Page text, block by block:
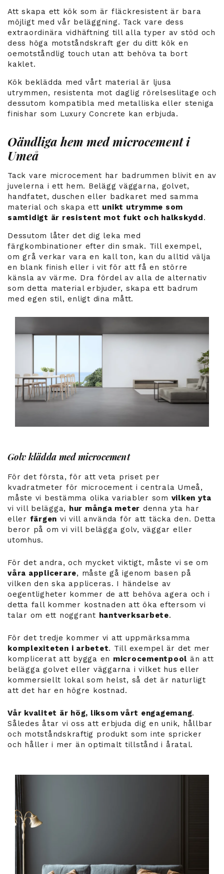
Att skapa ett kök som är fläckresistent är bara
möjligt med vår beläggning. Tack vare dess
extraordinära vidhäftning till alla typer av stöd och
dess höga motståndskraft ger du ditt kök en
oemotståndlig touch utan att behöva ta bort
kaklet.
Kök beklädda med vårt material är ljusa
utrymmen, resistenta mot daglig rörelseslitage och
dessutom kompatibla med metalliska eller steniga
finishar som Luxury Concrete kan erbjuda.
Oändliga hem med microcement i
Umeå
Tack vare microcement har badrummen blivit en av
juvelerna i ett hem. Belägg väggarna, golvet,
handfatet, duschen eller badkaret med samma
material och skapa ett unikt utrymme som
samtidigt är resistent mot fukt och halkskydd .
Dessutom låter det dig leka med
färgkombinationer efter din smak. Till exempel,
om grå verkar vara en kall ton, kan du alltid välja
en blank finish eller i vit för att få en större
känsla av värme. Dra fördel av alla de alternativ
som detta material erbjuder, skapa ett badrum
med egen stil, enligt dina mått.
Golv klädda med microcement
För det första, för att veta priset per
kvadratmeter för microcement i centrala Umeå,
måste vi bestämma olika variabler som vilken yta
vi vill belägga, hur många meter denna yta har
eller färgen vi vill använda för att täcka den. Detta
beror på om vi vill belägga golv, väggar eller
utomhus.
För det andra, och mycket viktigt, måste vi se om
våra applicerare, måste gå igenom basen på
vilken den ska appliceras. I händelse av
oegentligheter kommer de att behöva agera och i
detta fall kommer kostnaden att öka eftersom vi
talar om ett noggrant hantverksarbete.
För det tredje kommer vi att uppmärksamma
komplexiteten i arbetet. Till exempel är det mer
komplicerat att bygga en microcementpool än att
belägga golvet eller väggarna i vilket hus eller
kommersiellt lokal som helst, så det är naturligt
att det har en högre kostnad.
Vår kvalitet är hög, liksom vårt engagemang.
Således åtar vi oss att erbjuda dig en unik, hållbar
och motståndskraftig produkt som inte spricker
och håller i mer än optimalt tillstånd i åratal.